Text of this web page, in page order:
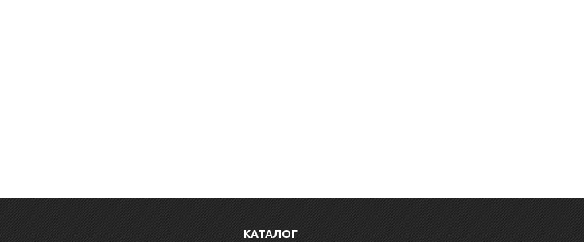
КАТАЛОГ